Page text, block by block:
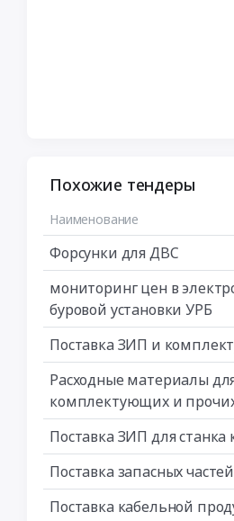
Похожие тендеры
Наименование
Форсунки для ДВС
мониторинг цен в
буровой установки УРБ
Поставка ЗИП и
Расходные материалы
комплектующих и
Поставка ЗИП для станка
Поставка запасных
Поставка кабельной